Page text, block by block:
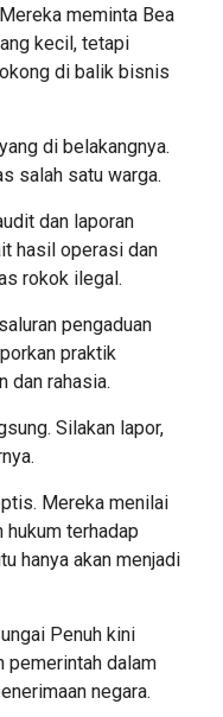
meminta Bea
kecil, tetapi
di balik bisnis
di belakangnya.
salah satu warga.
dan laporan
hasil operasi dan
rokok ilegal.
pengaduan
praktik
dan rahasia.
Silakan lapor,
Mereka menilai
hukum terhadap
hanya akan menjadi
Penuh kini
pemerintah dalam
negara.